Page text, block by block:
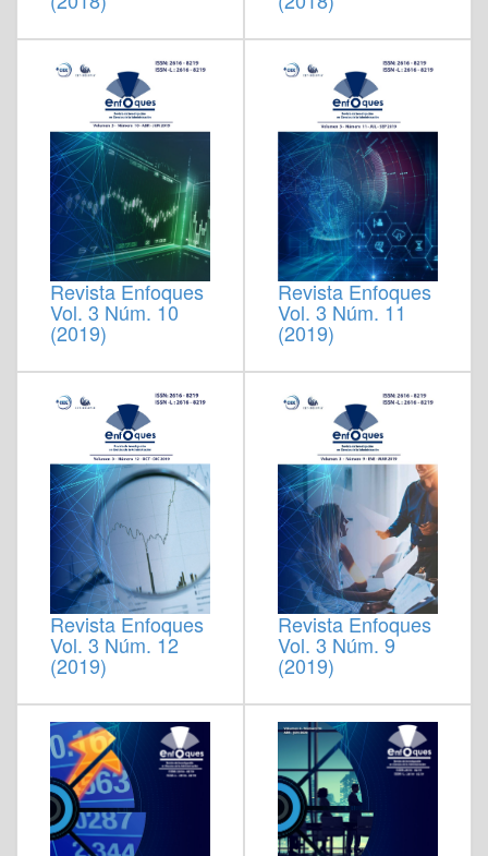
Revista Enfoques
Vol. 3 Núm. 10
(2019)
Revista Enfoques
Vol. 3 Núm. 11
(2019)
Revista Enfoques
Vol. 3 Núm. 12
(2019)
Revista Enfoques
Vol. 3 Núm. 9
(2019)